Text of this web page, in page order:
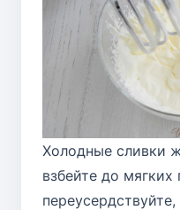
Холодные сливки
взбейте до мягких